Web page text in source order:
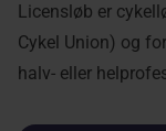
Licensløb er
Cykel Union) og
halv- eller